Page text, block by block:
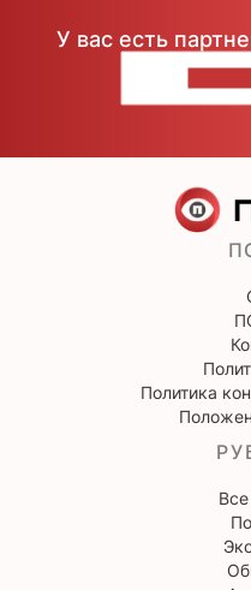
У вас есть
Политика